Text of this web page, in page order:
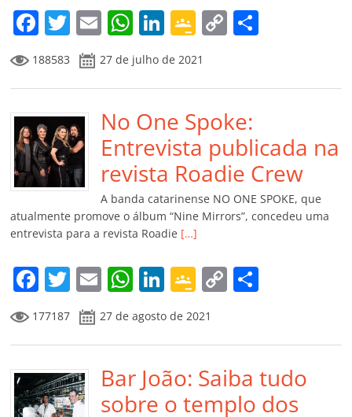
m
F
a
c
e
b
o
o
k
T
w
itt
er
E
m
ai
l
W
h
at
s
A
p
p
Li
n
k
e
dI
n
G
o
o
gl
e
Cl
a
ss
ro
o
m
C
y
Li
n
k
p
til
h
ar
188583 27 de julho de 2021
No One Spoke:
Entrevista publicada na
revista Roadie Crew
A banda catarinense NO ONE SPOKE, que
atualmente promove o álbum “Nine Mirrors”, concedeu uma
entrevista para a revista Roadie […]
F
a
c
e
b
o
T
w
itt
er
E
m
ai
l
W
at
s
A
p
Li
n
k
e
dI
n
G
o
o
gl
e
Cl
C
y
Li
n
p
ar
til
177187 27 de agosto de 2021
Bar João: Saiba tudo
sobre o templo dos